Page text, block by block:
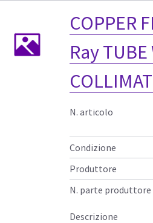
COPPER
Ray
N. articolo
Condizione
Produttore
N. parte produttore
Descrizione